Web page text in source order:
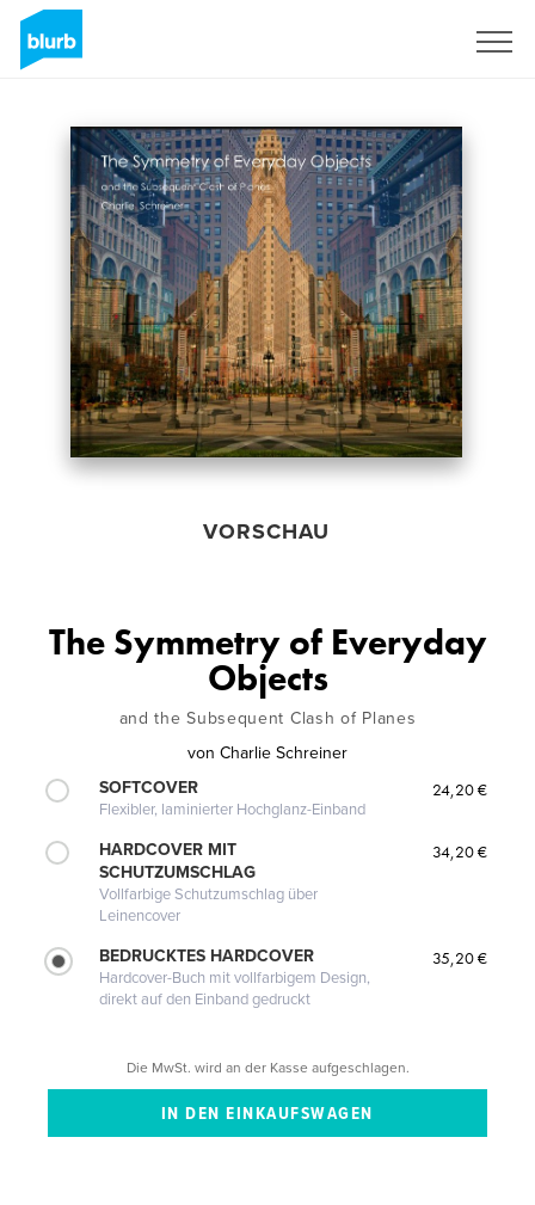
VORSCHAU
The Symmetry of Everyday
Objects
and the Subsequent Clash of Planes
von Charlie Schreiner
SOFTCOVER
Flexibler, laminierter Hochglanz-Einband
24,20 €
HARDCOVER MIT
SCHUTZUMSCHLAG
Vollfarbige Schutzumschlag über
Leinencover
34,20 €
BEDRUCKTES HARDCOVER
Hardcover-Buch mit vollfarbigem Design,
direkt auf den Einband gedruckt
35,20 €
Die MwSt. wird an der Kasse aufgeschlagen.